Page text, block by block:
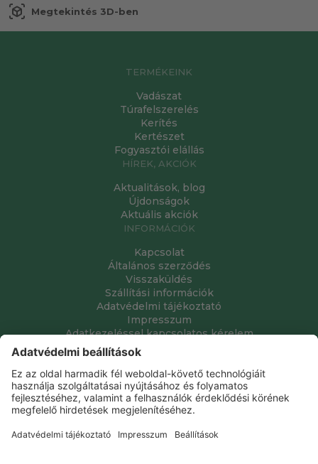
view_in_ar Megtekintés 3D-ben
TERMÉKEINK
Vadászat
Túrafelszerelés
Kerítés
Kertészet
Fogyasztói elállás
HÍREK, AKCIÓK
Aktualitások, blog
Újdonságok
Aktuális akciók
INFORMÁCIÓK
Kapcsolat
Általános szerződés
Visszaküldés
Szállítási információk
Adatvédelmi tájékoztató
Impresszum
Adatkezeléssel kapcsolatos kérelem